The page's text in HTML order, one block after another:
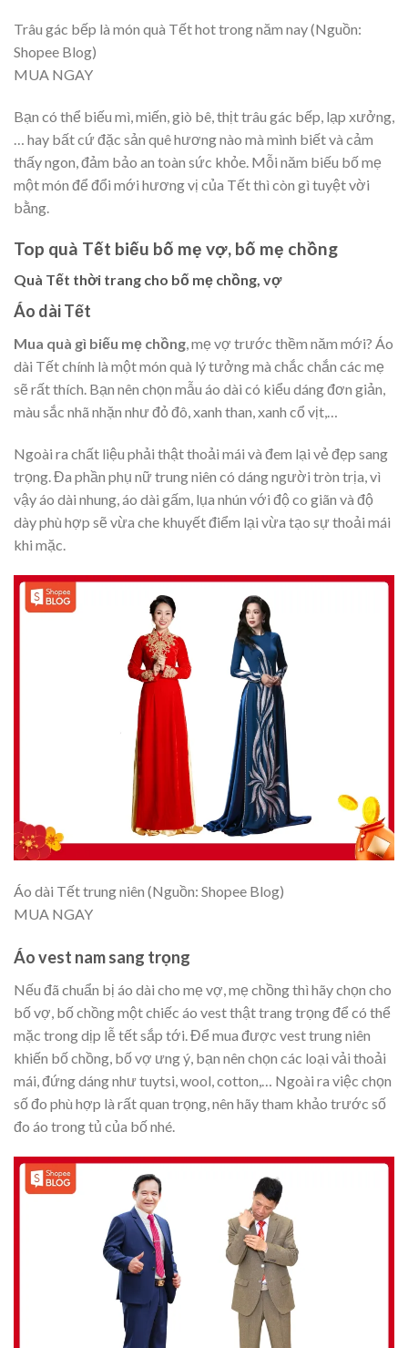
Trâu gác bếp là món quà Tết hot trong năm nay (Nguồn:
Shopee Blog)
MUA NGAY
Bạn có thể biếu mì, miến, giò bê, thịt trâu gác bếp, lạp xưởng,
… hay bất cứ đặc sản quê hương nào mà mình biết và cảm
thấy ngon, đảm bảo an toàn sức khỏe. Mỗi năm biếu bố mẹ
một món để đổi mới hương vị của Tết thì còn gì tuyệt vời
bằng.
Top quà Tết biếu bố mẹ vợ, bố mẹ chồng
Quà Tết thời trang cho bố mẹ chồng, vợ
Áo dài Tết
Mua quà gì biếu mẹ chồng, mẹ vợ trước thềm năm mới? Áo
dài Tết chính là một món quà lý tưởng mà chắc chắn các mẹ
sẽ rất thích. Bạn nên chọn mẫu áo dài có kiểu dáng đơn giản,
màu sắc nhã nhặn như đỏ đô, xanh than, xanh cổ vịt,…
Ngoài ra chất liệu phải thật thoải mái và đem lại vẻ đẹp sang
trọng. Đa phần phụ nữ trung niên có dáng người tròn trịa, vì
vậy áo dài nhung, áo dài gấm, lụa nhún với độ co giãn và độ
dày phù hợp sẽ vừa che khuyết điểm lại vừa tạo sự thoải mái
khi mặc.
Áo dài Tết trung niên (Nguồn: Shopee Blog)
MUA NGAY
Áo vest nam sang trọng
Nếu đã chuẩn bị áo dài cho mẹ vợ, mẹ chồng thì hãy chọn cho
bố vợ, bố chồng một chiếc áo vest thật trang trọng để có thể
mặc trong dịp lễ tết sắp tới. Để mua được vest trung niên
khiến bố chồng, bố vợ ưng ý, bạn nên chọn các loại vải thoải
mái, đứng dáng như tuytsi, wool, cotton,… Ngoài ra việc chọn
số đo phù hợp là rất quan trọng, nên hãy tham khảo trước số
đo áo trong tủ của bố nhé.